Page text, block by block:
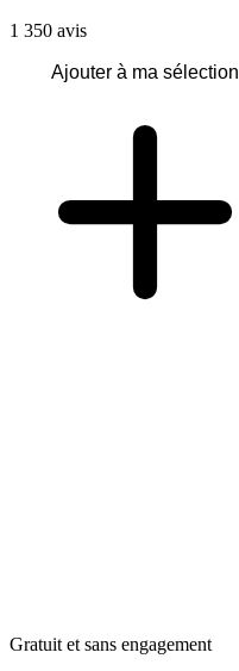
1 350 avis
Ajouter à ma sélection
Gratuit et sans engagement